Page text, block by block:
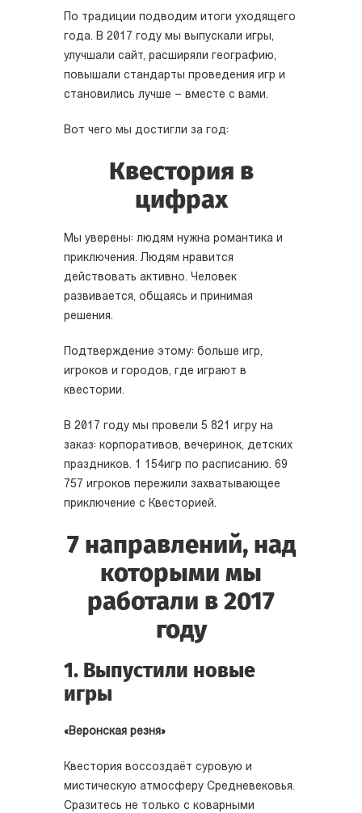
По традиции подводим итоги уходящего
года. В 2017 году мы выпускали игры,
улучшали сайт, расширяли географию,
повышали стандарты проведения игр и
становились лучше – вместе с вами.
Вот чего мы достигли за год:
Квестория в
цифрах
Мы уверены: людям нужна романтика и
приключения. Людям нравится
действовать активно. Человек
развивается, общаясь и принимая
решения.
Подтверждение этому: больше игр,
игроков и городов, где играют в
квестории.
В 2017 году мы провели 5 821 игру на
заказ: корпоративов, вечеринок, детских
праздников. 1 154игр по расписанию. 69
757 игроков пережили захватывающее
приключение с Квесторией.
7 направлений, над
которыми мы
работали в 2017
году
1. Выпустили новые
игры
«Веронская резня»
Квестория воссоздаёт суровую и
мистическую атмосферу Средневековья.
Сразитесь не только с коварными